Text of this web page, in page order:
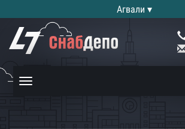
Агвали ▾
Toggle